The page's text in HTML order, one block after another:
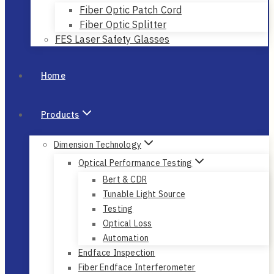
Fiber Optic Patch Cord
Fiber Optic Splitter
FES Laser Safety Glasses
Home
Products
Dimension Technology
Optical Performance Testing
Bert & CDR
Tunable Light Source
Testing
Optical Loss
Automation
Endface Inspection
Fiber Endface Interferometer